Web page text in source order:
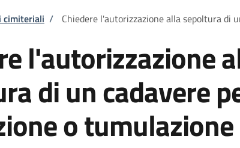
di pane
cimiteriali / Chiedere l'autorizzazione alla sepoltura di
l'autorizzazione
di un cadavere
o tumulazione